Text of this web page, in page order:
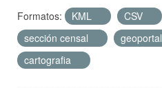
Formatos: KML CSV
sección censal
geoportal
cartografia